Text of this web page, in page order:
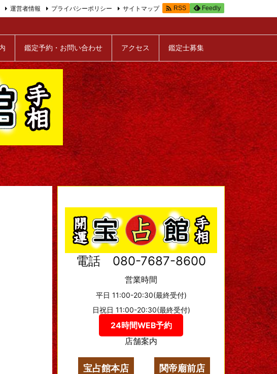
鑑定予約・お問い合わせ アクセス 鑑定士募集
運営者情報 プライバシーポリシー サイトマップ  RSS Feedly
電話 080-7687-8600
営業時間
平日 11:00-20:30(最終受付)
日祝日 11:00-20:30(最終受付)
24時間WEB予約
店舗案内
宝占館本店 関帝廟前店